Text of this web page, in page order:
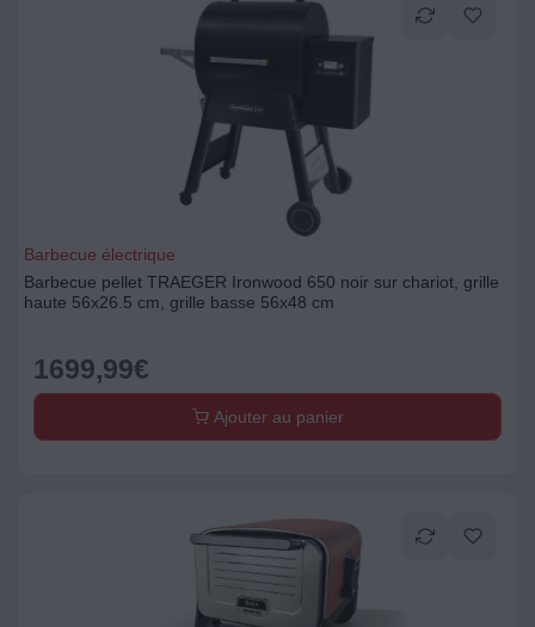
Barbecue électrique
Barbecue pellet TRAEGER Ironwood 650 noir sur chariot, grille
haute 56x26.5 cm, grille basse 56x48 cm
1699,99€
Ajouter au panier